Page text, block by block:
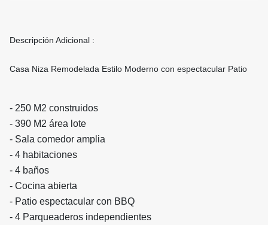
Descripción Adicional :
Casa Niza Remodelada Estilo Moderno con espectacular Patio
- 250 M2 construidos
- 390 M2 área lote
- Sala comedor amplia
- 4 habitaciones
- 4 baños
- Cocina abierta
- Patio espectacular con BBQ
- 4 Parqueaderos independientes